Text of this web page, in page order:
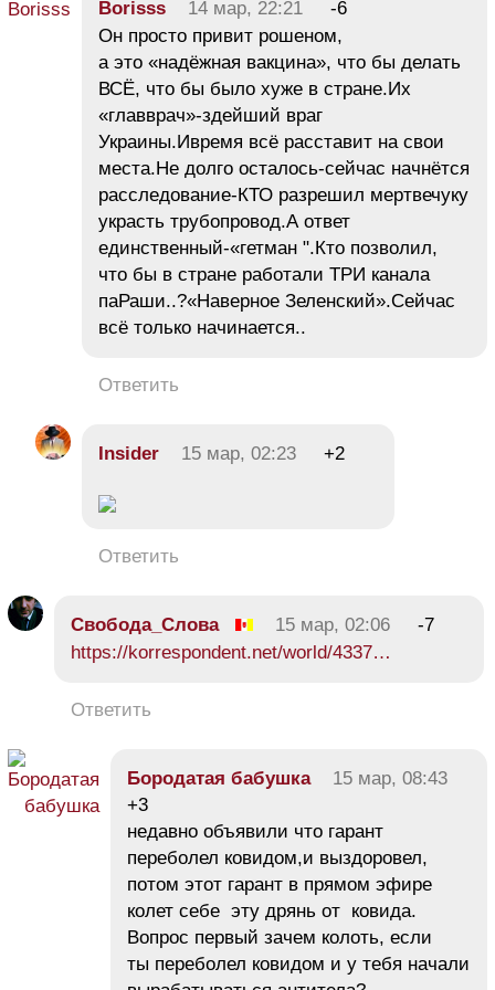
Borisss 14 мар, 22:21
-6
Он просто привит рошеном,
а это «надёжная вакцина», что бы делать
ВСЁ, что бы было хуже в стране.Их
«главврач»-здейший враг
Украины.Ивремя всё расставит на свои
места.Не долго осталось-сейчас начнётся
расследование-КТО разрешил мертвечуку
украсть трубопровод.А ответ
единственный-«гетман ".Кто позволил,
что бы в стране работали ТРИ канала
паРаши..?«Наверное Зеленский».Сейчас
всё только начинается..
Ответить
Insider 15 мар, 02:23 +2
Ответить
Свобода_Слова 15 мар, 02:06
-7
https://korrespondent.net/world/4337…
Ответить
Бородатая бабушка
15 мар, 08:43
+3
недавно объявили что гарант
переболел ковидом,и выздоровел,
потом этот гарант в прямом эфире
колет себе эту дрянь от ковида.
Вопрос первый зачем колоть, если
ты переболел ковидом и у тебя начали